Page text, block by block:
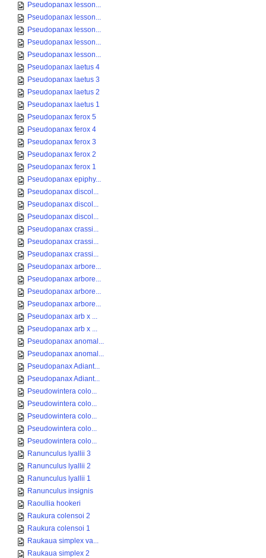
Pseudopanax lesson...
Pseudopanax lesson...
Pseudopanax lesson...
Pseudopanax lesson...
Pseudopanax lesson...
Pseudopanax laetus 4
Pseudopanax laetus 3
Pseudopanax laetus 2
Pseudopanax laetus 1
Pseudopanax ferox 5
Pseudopanax ferox 4
Pseudopanax ferox 3
Pseudopanax ferox 2
Pseudopanax ferox 1
Pseudopanax epiphy...
Pseudopanax discol...
Pseudopanax discol...
Pseudopanax discol...
Pseudopanax crassi...
Pseudopanax crassi...
Pseudopanax crassi...
Pseudopanax arbore...
Pseudopanax arbore...
Pseudopanax arbore...
Pseudopanax arbore...
Pseudopanax arb x ...
Pseudopanax arb x ...
Pseudopanax anomal...
Pseudopanax anomal...
Pseudopanax Adiant...
Pseudopanax Adiant...
Pseudowintera colo...
Pseudowintera colo...
Pseudowintera colo...
Pseudowintera colo...
Pseudowintera colo...
Ranunculus lyallii 3
Ranunculus lyallii 2
Ranunculus lyallii 1
Ranunculus insignis
Raoullia hookeri
Raukura colensoi 2
Raukura colensoi 1
Raukaua simplex va...
Raukaua simplex 2